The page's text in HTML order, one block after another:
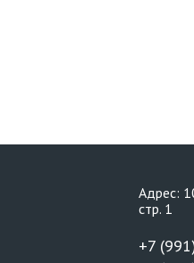
Адрес:
стр. 1
+7